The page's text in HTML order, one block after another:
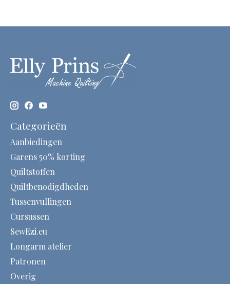
Categorieën
Aanbiedingen
Garens 50% korting
Quiltstoffen
Quiltbenodigdheden
Tussenvullingen
Cursussen
SewEzi.eu
Longarm atelier
Patronen
Overig